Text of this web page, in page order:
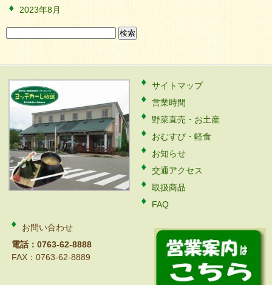
2023年8月
サイトマップ
営業時間
野菜直売・お土産
おむすび・軽食
お知らせ
交通アクセス
取扱商品
FAQ
お問い合わせ
電話：0763-62-8888
FAX：0763-62-8889